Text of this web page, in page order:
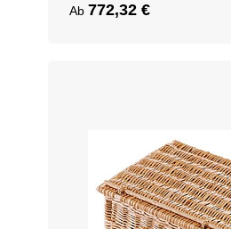
Ab 772,32 €